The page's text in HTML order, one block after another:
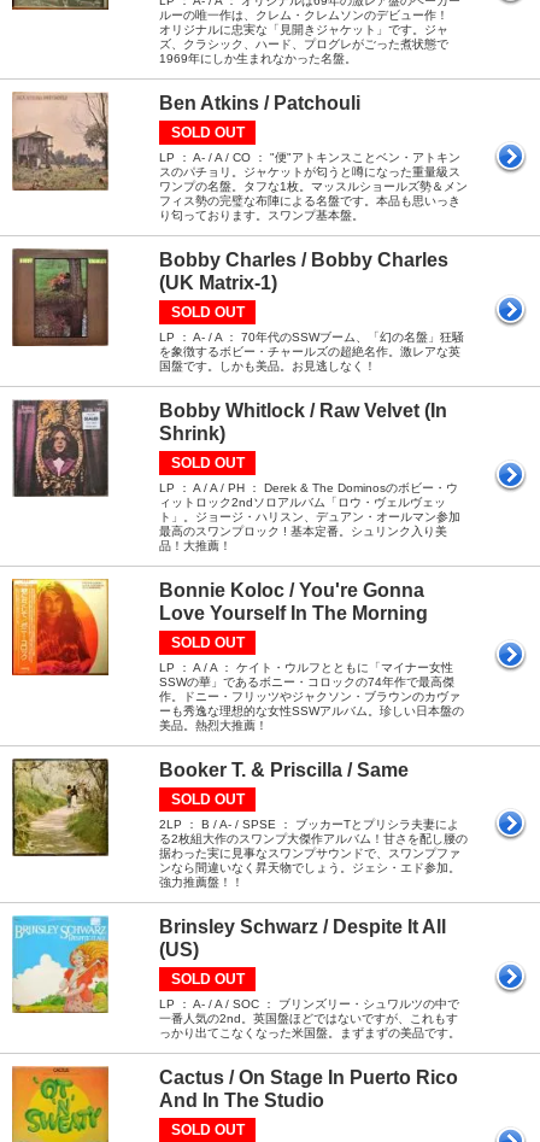
ルーの唯一作は、クレム・クレムソンのデビュー作！
オリジナルに忠実な「見開きジャケット」です。ジャ
ズ、クラシック、ハード、プログレがごった煮状態で
1969年にしか生まれなかった名盤。
Ben Atkins / Patchouli
SOLD OUT
LP ： A- / A / CO ： "便"アトキンスことベン・アトキン
スのパチョリ。ジャケットが匂うと噂になった重量級ス
ワンプの名盤。タフな1枚。マッスルショールズ勢＆メン
フィス勢の完璧な布陣による名盤です。本品も思いっき
り匂っております。スワンプ基本盤。
Bobby Charles / Bobby Charles
(UK Matrix-1)
SOLD OUT
LP ： A- / A ： 70年代のSSWブーム、「幻の名盤」狂騒
を象徴するボビー・チャールズの超絶名作。激レアな英
国盤です。しかも美品。お見逃しなく！
Bobby Whitlock / Raw Velvet (In
Shrink)
SOLD OUT
LP ： A / A / PH ： Derek & The Dominosのボビー・ウ
ィットロック2ndソロアルバム「ロウ・ヴェルヴェッ
ト」。ジョージ・ハリスン、デュアン・オールマン参加
最高のスワンプロック ! 基本定番。シュリンク入り美
品！大推薦！
Bonnie Koloc / You're Gonna
Love Yourself In The Morning
SOLD OUT
LP ： A / A ： ケイト・ウルフとともに「マイナー女性
SSWの華」であるボニー・コロックの74年作で最高傑
作。ドニー・フリッツやジャクソン・ブラウンのカヴァ
ーも秀逸な理想的な女性SSWアルバム。珍しい日本盤の
美品。熱烈大推薦！
Booker T. & Priscilla / Same
SOLD OUT
2LP ： B / A- / SPSE ： ブッカーTとプリシラ夫妻によ
る2枚組大作のスワンプ大傑作アルバム！甘さを配し腰の
据わった実に見事なスワンプサウンドで、スワンプファ
ンなら間違いなく昇天物でしょう。ジェシ・エド参加。
強力推薦盤！！
Brinsley Schwarz / Despite It All
(US)
SOLD OUT
LP ： A- / A / SOC ： ブリンズリー・シュワルツの中で
一番人気の2nd。英国盤ほどではないですが、これもす
っかり出てこなくなった米国盤。まずまずの美品です。
Cactus / On Stage In Puerto Rico
And In The Studio
SOLD OUT